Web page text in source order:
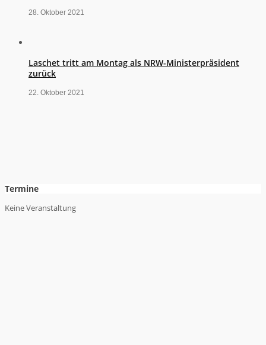
28. Oktober 2021
Laschet tritt am Montag als NRW-Ministerpräsident
zurück
22. Oktober 2021
Termine
Keine Veranstaltung